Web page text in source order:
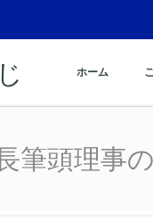
ホーム
筆頭理事